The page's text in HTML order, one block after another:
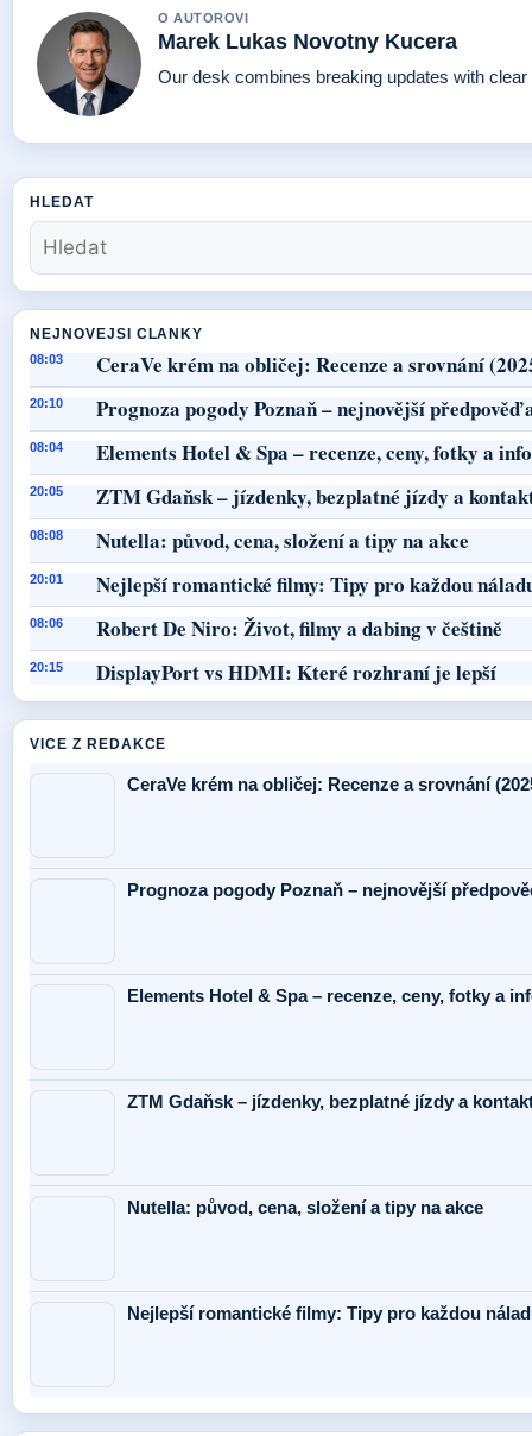
O AUTOROVI
Marek Lukas Novotny Kucera
Our desk combines breaking updates with
HLEDAT
NEJNOVEJSI CLANKY
08:03 CeraVe krém na obličej: Recenze a srovnání
20:10 Prognoza pogody Poznaň – nejnovější předpověď
08:04 Elements Hotel & Spa – recenze, ceny, fotky a
20:05 ZTM Gdaňsk – jízdenky, bezplatné jízdy a
08:08 Nutella: původ, cena, složení a tipy na akce
20:01 Nejlepší romantické filmy: Tipy pro každou
08:06 Robert De Niro: Život, filmy a dabing v češtině
20:15 DisplayPort vs HDMI: Které rozhraní je lepší
VICE Z REDAKCE
CeraVe krém na obličej: Recenze a srovnání
Prognoza pogody Poznaň – nejnovější
Elements Hotel & Spa – recenze, ceny, fotky a
ZTM Gdaňsk – jízdenky, bezplatné jízdy a
Nutella: původ, cena, složení a tipy na akce
Nejlepší romantické filmy: Tipy pro každou